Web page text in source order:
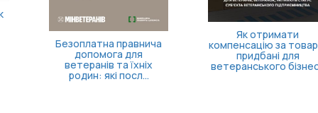
Як отримати
компенсацію за товари,
придбані для
ветеранського бізнесу
Кортизол і здоров’я
після 40: чому варто
пройти скринінг